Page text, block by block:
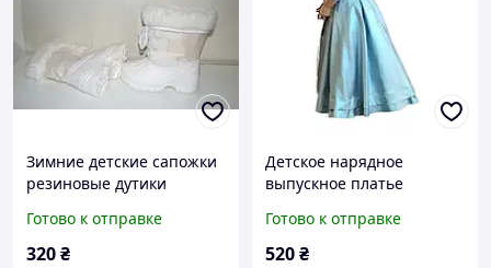
Зимние детские сапожки
резиновые дутики
30/31
Готово к отправке
320₴
Детское нарядное
выпускное платье
лет
Готово к отправке
520₴